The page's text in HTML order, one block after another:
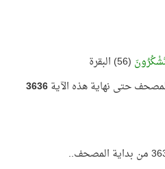
(56) البقرة
حتى نهاية هذه الآية3636